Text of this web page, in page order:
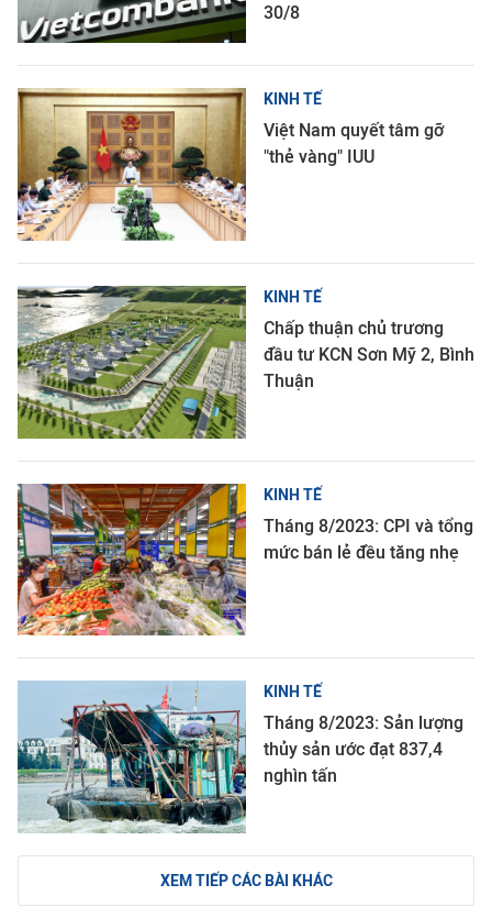
30/8
KINH TẾ
Việt Nam quyết tâm gỡ
"thẻ vàng" IUU
KINH TẾ
Chấp thuận chủ trương
đầu tư KCN Sơn Mỹ 2, Bình
Thuận
KINH TẾ
Tháng 8/2023: CPI và tổng
mức bán lẻ đều tăng nhẹ
KINH TẾ
Tháng 8/2023: Sản lượng
thủy sản ước đạt 837,4
nghìn tấn
XEM TIẾP CÁC BÀI KHÁC